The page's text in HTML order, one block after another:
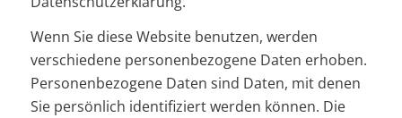
Wenn Sie diese Website benutzen, werden
verschiedene personenbezogene Daten erhoben.
Personenbezogene Daten sind Daten, mit denen
Sie persönlich identifiziert werden können. Die